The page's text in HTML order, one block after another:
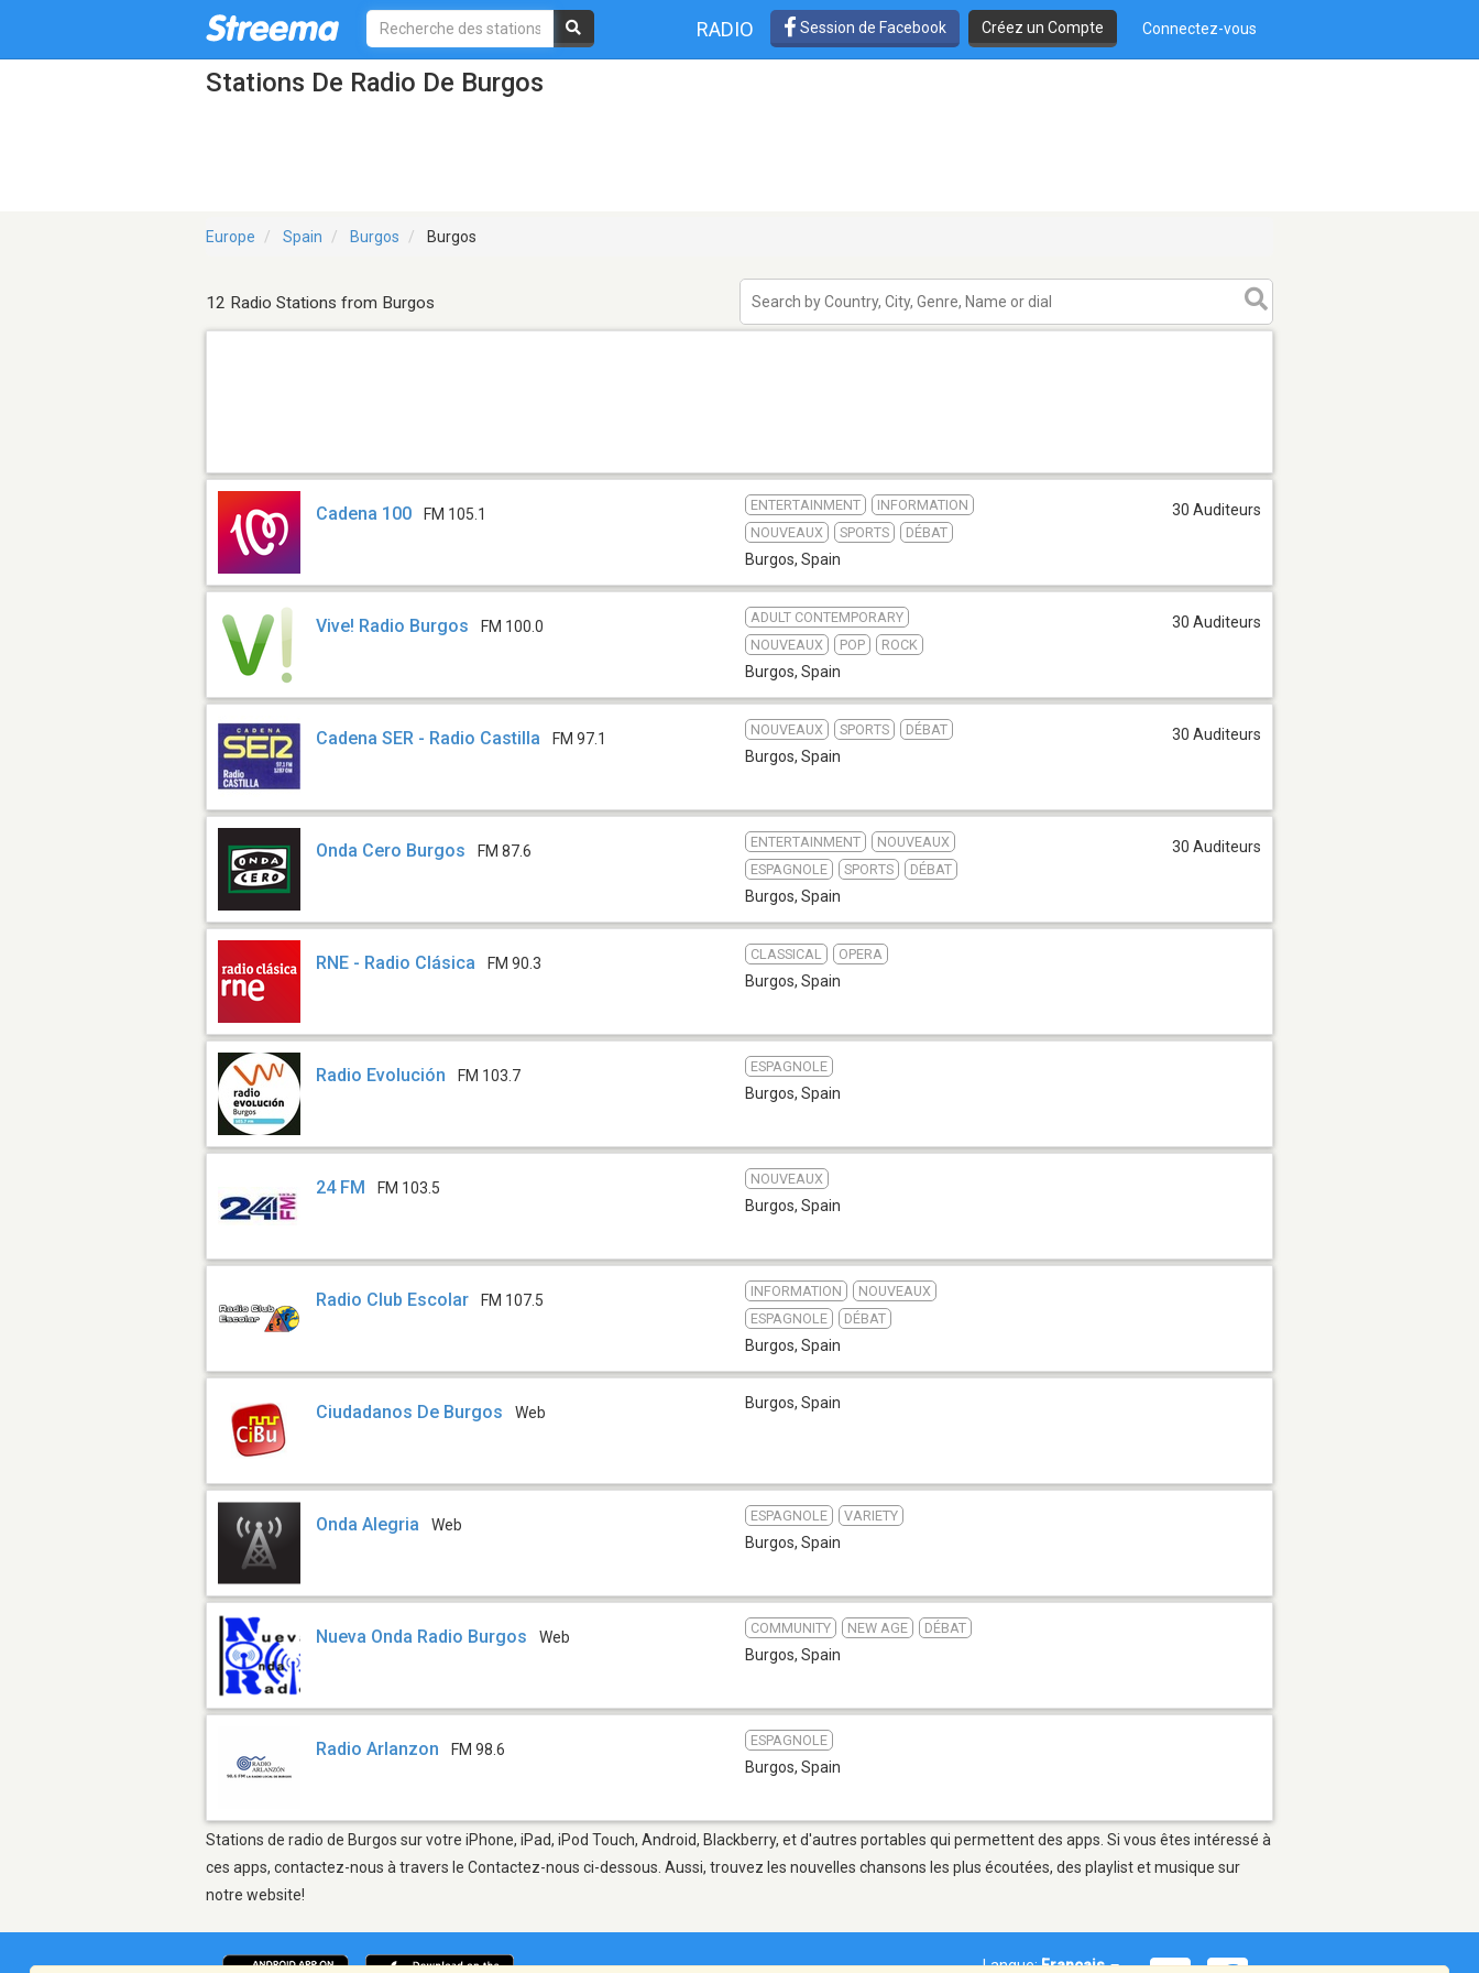
RADIO Session de Facebook Créez un Compte Connectez-vous
Stations De Radio De Burgos
Europe Spain Burgos Burgos
12 Radio Stations from Burgos
Cadena 100 FM 105.1
ENTERTAINMENT
INFORMATION
NOUVEAUX
SPORTS DÉBAT
Burgos, Spain
30 Auditeurs
Vive! Radio Burgos FM 100.0
ADULT CONTEMPORARY
NOUVEAUX
POP ROCK
Burgos, Spain
30 Auditeurs
Cadena SER - Radio Castilla FM 97.1
NOUVEAUX SPORTS DÉBAT
Burgos, Spain
30 Auditeurs
Onda Cero Burgos FM 87.6
ENTERTAINMENT
NOUVEAUX
ESPAGNOLE
SPORTS DÉBAT
Burgos, Spain
30 Auditeurs
RNE - Radio Clásica FM 90.3
CLASSICAL OPERA
Burgos, Spain
Radio Evolución FM 103.7
ESPAGNOLE
Burgos, Spain
24 FM FM 103.5
NOUVEAUX
Burgos, Spain
Radio Club Escolar FM 107.5
INFORMATION
NOUVEAUX
ESPAGNOLE
DÉBAT
Burgos, Spain
Ciudadanos De Burgos Web
Burgos, Spain
Onda Alegria Web
ESPAGNOLE VARIETY
Burgos, Spain
Nueva Onda Radio Burgos Web
COMMUNITY NEW AGE DÉBAT
Burgos, Spain
Radio Arlanzon FM 98.6
ESPAGNOLE
Burgos, Spain
Stations de radio de Burgos sur votre iPhone, iPad, iPod Touch, Android, Blackberry, et d'autres portables qui permettent des apps. Si vous êtes intéressé à
ces apps, contactez-nous à travers le Contactez-nous ci-dessous. Aussi, trouvez les nouvelles chansons les plus écoutées, des playlist et musique sur
notre website!
Langue:Français